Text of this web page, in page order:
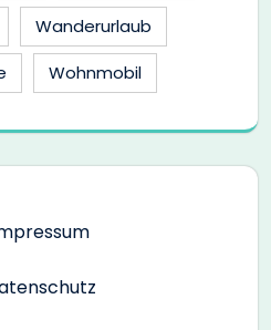
Wanderurlaub
Wohnmobil